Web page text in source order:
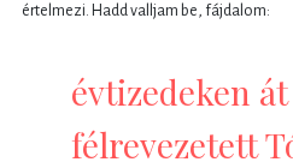
értelmezi. Hadd valljam be, fájdalom:
évtizedeken
félrevezetett